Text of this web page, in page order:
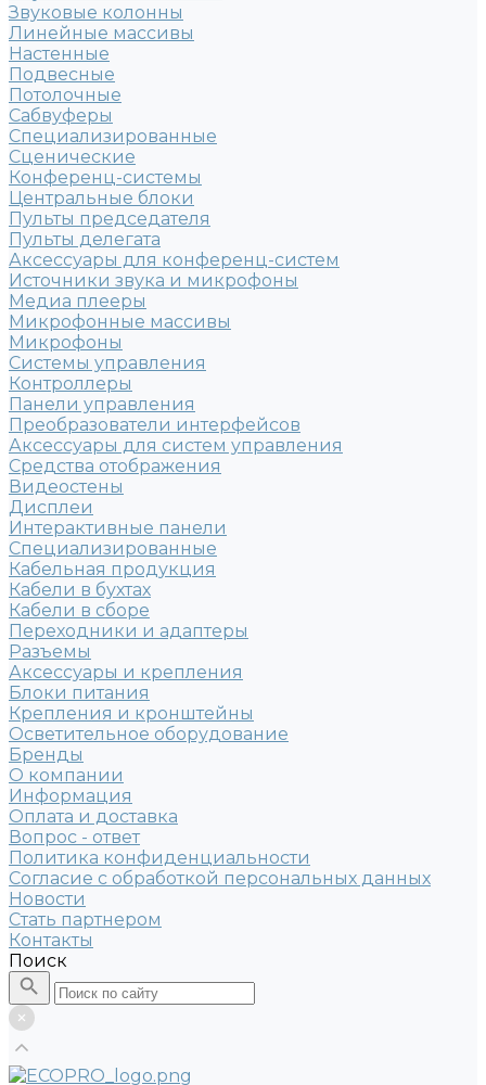
Звуковые колонны
Линейные массивы
Настенные
Подвесные
Потолочные
Сабвуферы
Специализированные
Сценические
Конференц-системы
Центральные блоки
Пульты председателя
Пульты делегата
Аксессуары для конференц-систем
Источники звука и микрофоны
Медиа плееры
Микрофонные массивы
Микрофоны
Системы управления
Контроллеры
Панели управления
Преобразователи интерфейсов
Аксессуары для систем управления
Средства отображения
Видеостены
Дисплеи
Интерактивные панели
Специализированные
Кабельная продукция
Кабели в бухтах
Кабели в сборе
Переходники и адаптеры
Разъемы
Аксессуары и крепления
Блоки питания
Крепления и кронштейны
Осветительное оборудование
Бренды
О компании
Информация
Оплата и доставка
Вопрос - ответ
Политика конфиденциальности
Согласие с обработкой персональных данных
Новости
Стать партнером
Контакты
Поиск